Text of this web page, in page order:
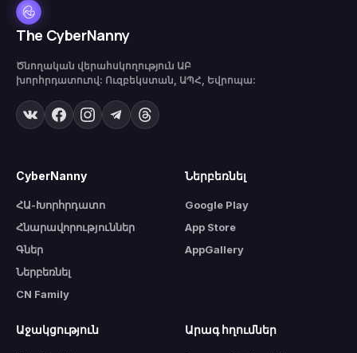
The CyberNanny
Ծնողական վերահսկողություն ԱԲ
խորհրդատուով: Ուզբեկստան, ԱՊՀ, Եվրոպա:
CyberNanny
ՀԱ-Խորհրդատո
Հնարավորություններ
Գներ
Ներբեռնել
CN Family
Ներբեռնել
Google Play
App Store
AppGallery
Աջակցություն Արագ հղումներ